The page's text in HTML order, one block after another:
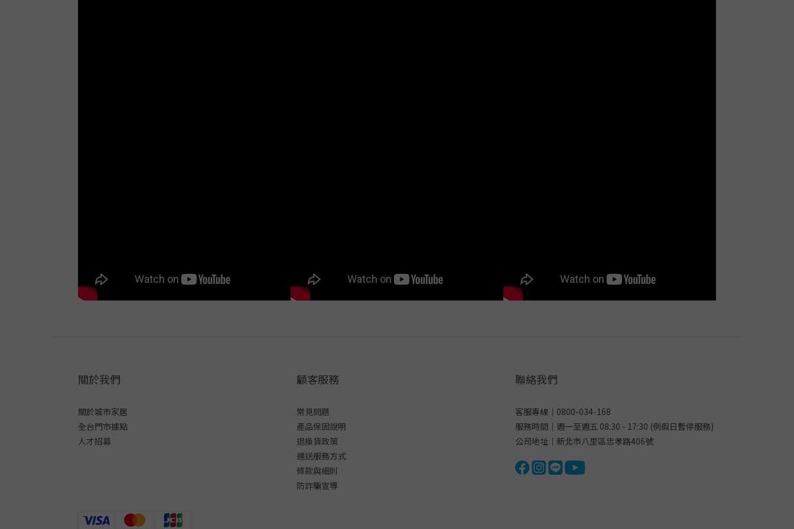
關於我們
關於城市家居
全台門市據點
人才招募
顧客服務
常見問題
產品保固說明
退換貨政策
運送服務方式
條款與細則
防詐騙宣導
聯絡我們
客服專線｜0800-034-168
服務時間｜週一至週五 08:30 - 17:30 (例假日暫停服務)
公司地址｜新北市八里區忠孝路406號